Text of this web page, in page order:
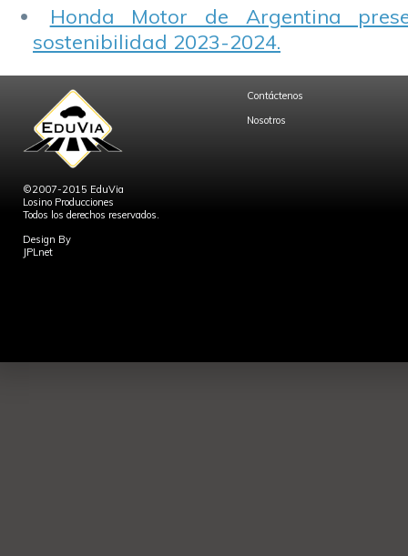
Honda Motor de Argentina
sostenibilidad 2023-2024.
©2007-2015 EduVia
Losino Producciones
Todos los derechos reservados.
Design By
JPLnet
Contáctenos
Nosotros